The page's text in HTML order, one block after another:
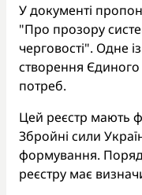
У документі
"Про прозору
черговості". Одне
створення Єдиного
потреб.
Цей реєстр мають
Збройні сили
формування.
реєстру має